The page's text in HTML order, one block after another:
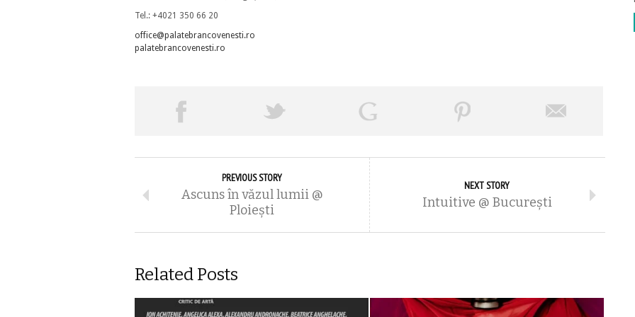
Tel.: +4021 350 66 20
office@palatebrancovenesti.ro
palatebrancovenesti.ro
PREVIOUS STORY
Ascuns în văzul lumii @
Ploieşti
NEXT STORY
Intuitive @ Bucureşti
Related Posts